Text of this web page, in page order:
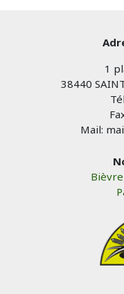
1
38440
Mail: